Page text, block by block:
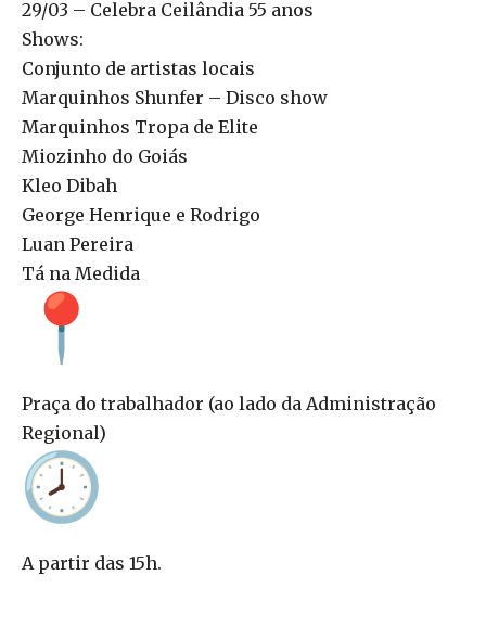
29/03 – Celebra Ceilândia 55 anos
Shows:
Conjunto de artistas locais
Marquinhos Shunfer – Disco show
Marquinhos Tropa de Elite
Miozinho do Goiás
Kleo Dibah
George Henrique e Rodrigo
Luan Pereira
Tá na Medida
Praça do trabalhador (ao lado da Administração
Regional)
A partir das 15h.